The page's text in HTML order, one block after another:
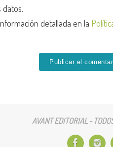
detallada en la
AVANT EDITORIAL -